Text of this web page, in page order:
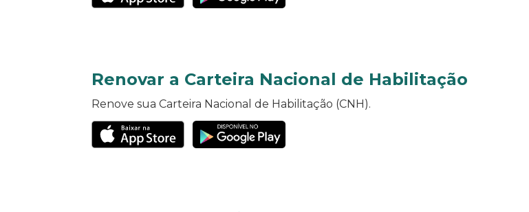
Renovar a Carteira Nacional de Habilitação
Renove sua Carteira Nacional de Habilitação (CNH).